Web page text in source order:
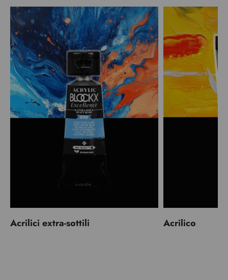
Acrilici extra-sottili Acrilico